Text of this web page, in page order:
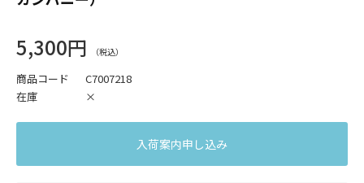
5,300円
商品コード
C7007218
在庫
×
入荷案内申し込み